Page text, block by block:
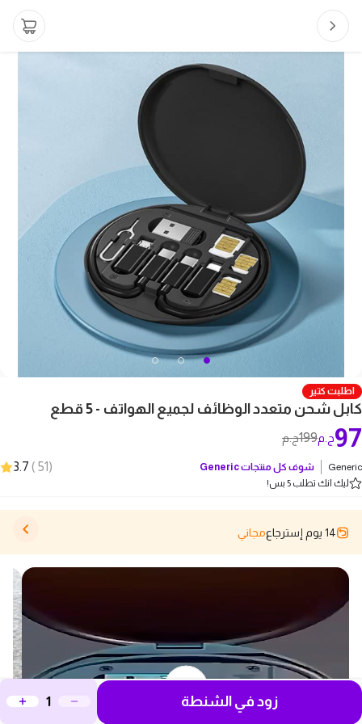
اطلبت كتير
كابل شحن متعدد الوظائف لجميع الهواتف - 5 قطع
199ج.م 97ج.م
Generic شوف كل منتجاتGeneric
(
51
)
3.7
ليك انك تطلب 5 بس!
14 يوم إسترجاع مجاني
زود في الشنطة